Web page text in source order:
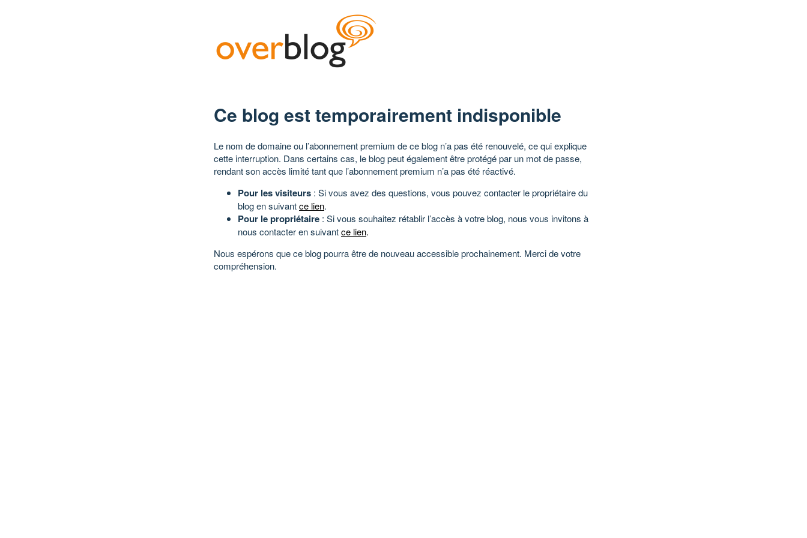
Ce blog est temporairement indisponible
Le nom de domaine ou l’abonnement premium de ce blog n’a pas été renouvelé, ce qui explique
cette interruption. Dans certains cas, le blog peut également être protégé par un mot de passe,
rendant son accès limité tant que l’abonnement premium n’a pas été réactivé.
Pour les visiteurs : Si vous avez des questions, vous pouvez contacter le propriétaire du
blog en suivantce lien.
Pour le propriétaire : Si vous souhaitez rétablir l’accès à votre blog, nous vous invitons à
nous contacter en suivantce lien.
Nous espérons que ce blog pourra être de nouveau accessible prochainement. Merci de votre
compréhension.